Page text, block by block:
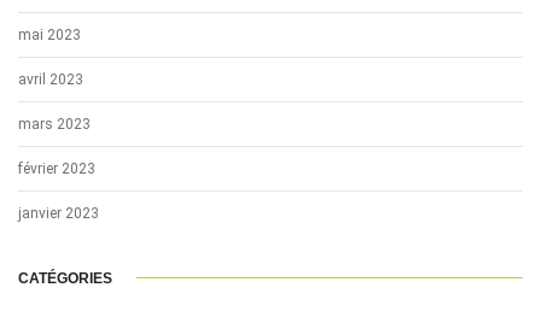
mai 2023
avril 2023
mars 2023
février 2023
janvier 2023
CATÉGORIES